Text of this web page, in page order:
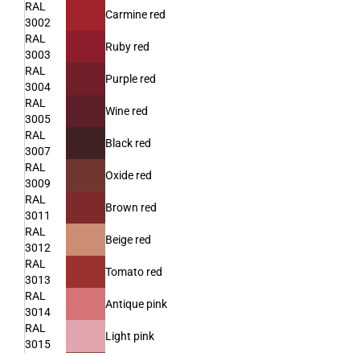
RAL
3002
Carmine red
RAL
3003
Ruby red
RAL
3004
Purple red
RAL
3005
Wine red
RAL
3007
Black red
RAL
3009
Oxide red
RAL
3011
Brown red
RAL
3012
Beige red
RAL
3013
Tomato red
RAL
3014
Antique pink
RAL
3015
Light pink